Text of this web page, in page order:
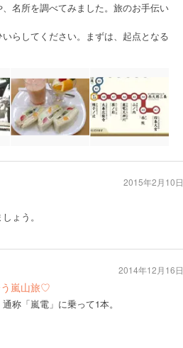
名所を調べてみました。旅のお手伝い
らしてください。まずは、起点となる
ょう。
2015年2月10日
う嵐山旅♡
称「嵐電」に乗って1本。
2014年12月16日